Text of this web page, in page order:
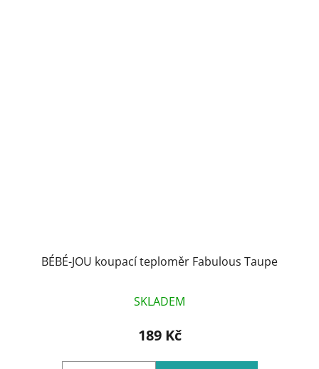
BÉBÉ-JOU koupací teploměr Fabulous Taupe
SKLADEM
189 Kč